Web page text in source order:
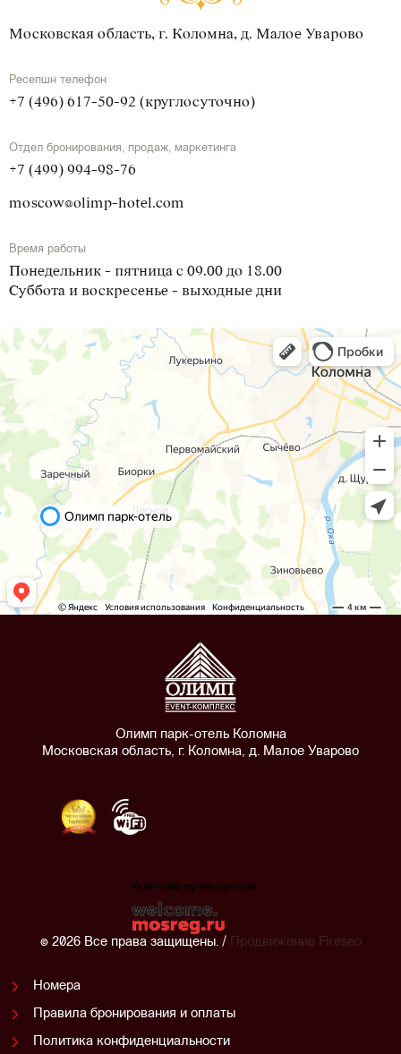
Московская область, г. Коломна, д. Малое Уварово
Ресепшн телефон
+7 (496) 617-50-92 (круглосуточно)
Отдел бронирования, продаж, маркетинга
+7 (499) 994-98-76
moscow@olimp-hotel.com
Время работы
Понедельник - пятница с 09.00 до 18.00
Суббота и воскресенье - выходные дни
Олимп парк-отель Коломна
Московская область, г. Коломна, д. Малое Уварово
© 2026 Все права защищены. / Продвижение Fireseo
Номера
Правила бронирования и оплаты
Политика конфиденциальности